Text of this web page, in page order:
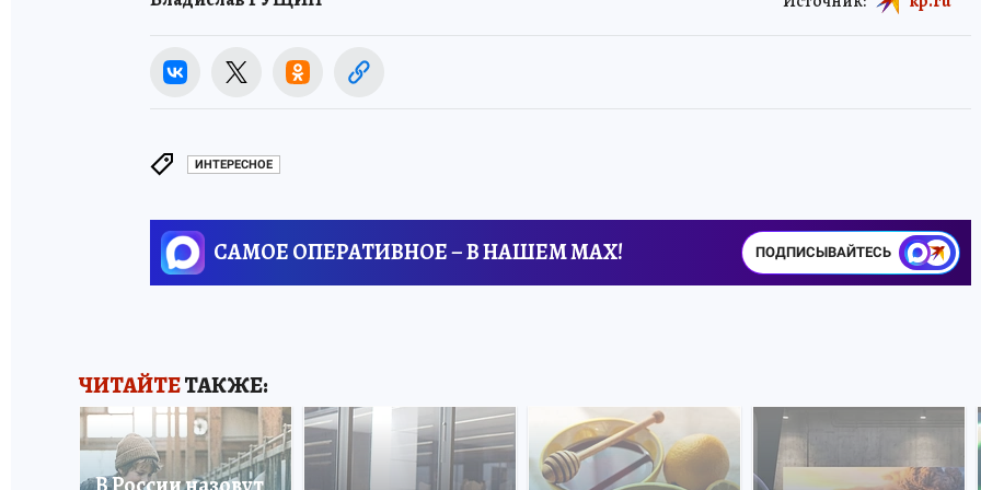
ИНТЕРЕСНОЕ
САМОЕ ОПЕРАТИВНОЕ – В НАШЕМ MAX! ПОДПИСЫВАЙТЕСЬ
ЧИТАЙТЕТАКЖЕ: